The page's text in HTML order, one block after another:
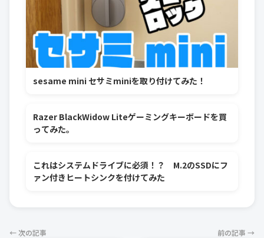
sesame mini セサミminiを取り付けてみた！
Razer BlackWidow Liteゲーミングキーボードを買
ってみた。
これはシステムドライブに必須！？ M.2のSSDにフ
ァン付きヒートシンクを付けてみた
← 次の記事 前の記事 →